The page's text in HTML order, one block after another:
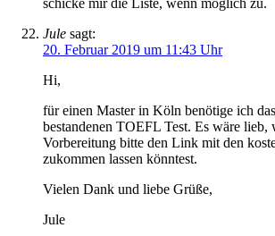
Jule sagt:
20. Februar 2019 um 11:43 Uhr
Hi,
für einen Master in Köln benötige ich
bestandenen TOEFL Test. Es wäre
Vorbereitung bitte den Link mit den
zukommen lassen könntest.
Vielen Dank und liebe Grüße,
Jule